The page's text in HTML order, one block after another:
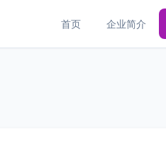
首页 企业简介